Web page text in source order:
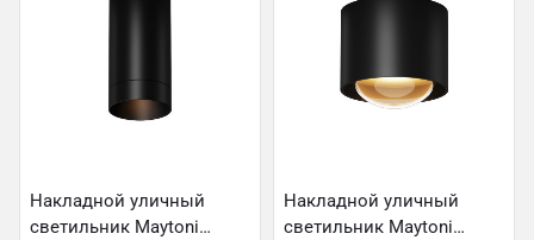
Накладной уличный
светильник Maytoni
Накладной уличный
светильник Maytoni